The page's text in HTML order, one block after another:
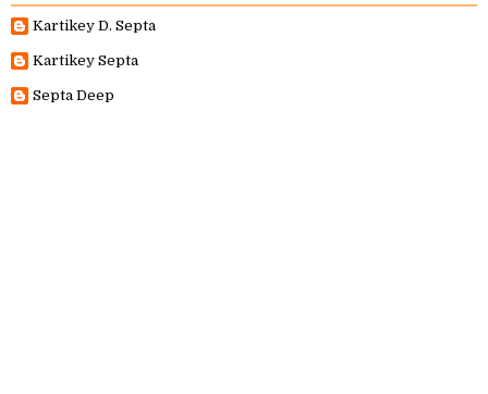
Kartikey D. Septa
Kartikey Septa
Septa Deep